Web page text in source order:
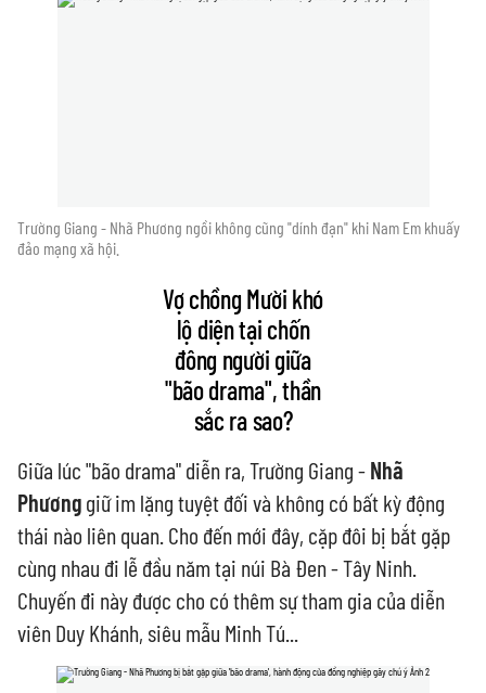
Trường Giang - Nhã Phương ngồi không cũng "dính đạn" khi Nam Em khuấy
đảo mạng xã hội.
Vợ chồng Mười khó
lộ diện tại chốn
đông người giữa
"bão drama", thần
sắc ra sao?
Giữa lúc "bão drama" diễn ra, Trường Giang -Nhã
Phươnggiữ im lặng tuyệt đối và không có bất kỳ động
thái nào liên quan. Cho đến mới đây, cặp đôi bị bắt gặp
cùng nhau đi lễ đầu năm tại núi Bà Đen - Tây Ninh.
Chuyến đi này được cho có thêm sự tham gia của diễn
viên Duy Khánh, siêu mẫu Minh Tú...